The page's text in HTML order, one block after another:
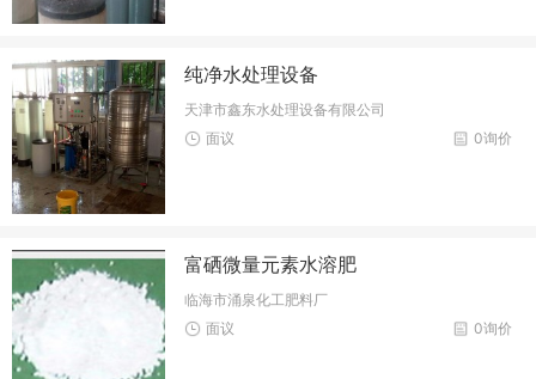
纯净水处理设备
天津市鑫东水处理设备有限公司
0询价
面议
富硒微量元素水溶肥
临海市涌泉化工肥料厂
0询价
面议